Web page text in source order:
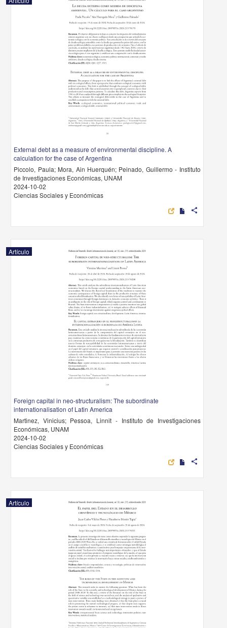
External debt as a measure of environmental discipline. A
calculation for the case of Argentina
Piccolo, Paula; Mora, Ain Huerquén; Peinado, Guillermo - Instituto
de Investigaciones Económicas, UNAM
2024-10-02
Ciencias Sociales y Económicas
share
Artículo
Foreign capital in neo-structuralism: The subordinate
internationalisation of Latin America
Martinez, Vinicius; Pessoa, Linnit - Instituto de Investigaciones
Económicas, UNAM
2024-10-02
Ciencias Sociales y Económicas
share
Artículo